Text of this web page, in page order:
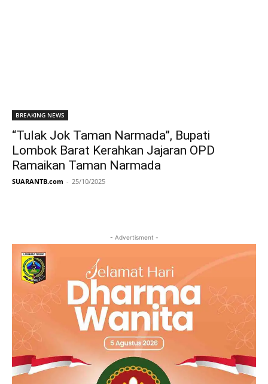
BREAKING NEWS
“Tulak Jok Taman Narmada”, Bupati
Lombok Barat Kerahkan Jajaran OPD
Ramaikan Taman Narmada
SUARANTB.com - 25/10/2025
- Advertisment -